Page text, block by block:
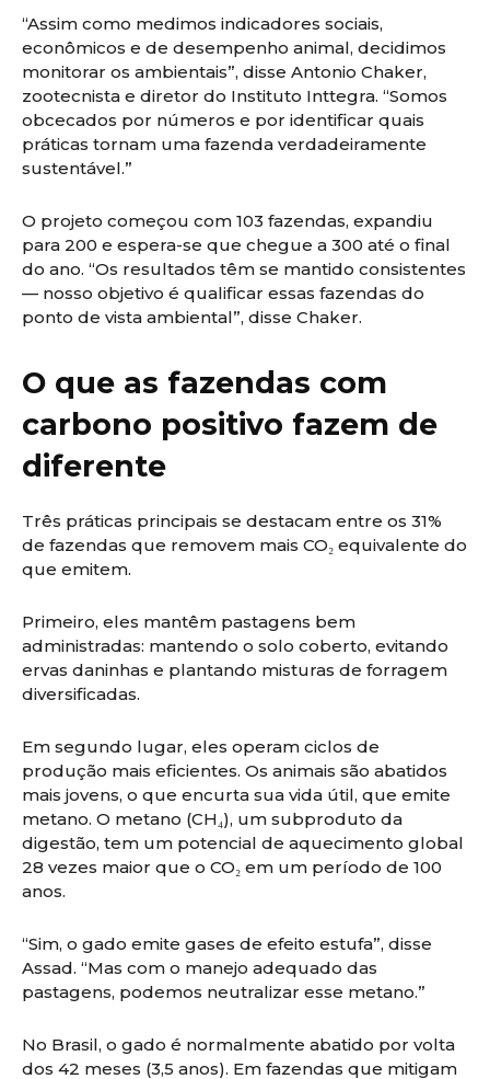
“Assim como medimos indicadores sociais,
econômicos e de desempenho animal, decidimos
monitorar os ambientais”, disse Antonio Chaker,
zootecnista e diretor do Instituto Inttegra. “Somos
obcecados por números e por identificar quais
práticas tornam uma fazenda verdadeiramente
sustentável.”
O projeto começou com 103 fazendas, expandiu
para 200 e espera-se que chegue a 300 até o final
do ano. “Os resultados têm se mantido consistentes
— nosso objetivo é qualificar essas fazendas do
ponto de vista ambiental”, disse Chaker.
O que as fazendas com
carbono positivo fazem de
diferente
Três práticas principais se destacam entre os 31%
de fazendas que removem mais CO₂ equivalente do
que emitem.
Primeiro, eles mantêm pastagens bem
administradas: mantendo o solo coberto, evitando
ervas daninhas e plantando misturas de forragem
diversificadas.
Em segundo lugar, eles operam ciclos de
produção mais eficientes. Os animais são abatidos
mais jovens, o que encurta sua vida útil, que emite
metano. O metano (CH₄), um subproduto da
digestão, tem um potencial de aquecimento global
28 vezes maior que o CO₂ em um período de 100
anos.
“Sim, o gado emite gases de efeito estufa”, disse
Assad. “Mas com o manejo adequado das
pastagens, podemos neutralizar esse metano.”
No Brasil, o gado é normalmente abatido por volta
dos 42 meses (3,5 anos). Em fazendas que mitigam